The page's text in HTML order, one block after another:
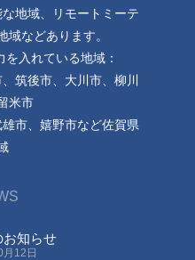
地域、リモートミーテ
域などあります。
入れている地域：
筑後市、大川市、柳川
米市
市、嬉野市など佐賀県
知らせ
月12日